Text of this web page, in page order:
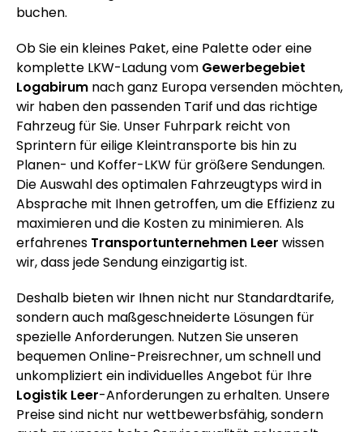
buchen.
Ob Sie ein kleines Paket, eine Palette oder eine
komplette LKW-Ladung vom Gewerbegebiet
Logabirum nach ganz Europa versenden möchten,
wir haben den passenden Tarif und das richtige
Fahrzeug für Sie. Unser Fuhrpark reicht von
Sprintern für eilige Kleintransporte bis hin zu
Planen- und Koffer-LKW für größere Sendungen.
Die Auswahl des optimalen Fahrzeugtyps wird in
Absprache mit Ihnen getroffen, um die Effizienz zu
maximieren und die Kosten zu minimieren. Als
erfahrenes Transportunternehmen Leer wissen
wir, dass jede Sendung einzigartig ist.
Deshalb bieten wir Ihnen nicht nur Standardtarife,
sondern auch maßgeschneiderte Lösungen für
spezielle Anforderungen. Nutzen Sie unseren
bequemen Online-Preisrechner, um schnell und
unkompliziert ein individuelles Angebot für Ihre
Logistik Leer-Anforderungen zu erhalten. Unsere
Preise sind nicht nur wettbewerbsfähig, sondern